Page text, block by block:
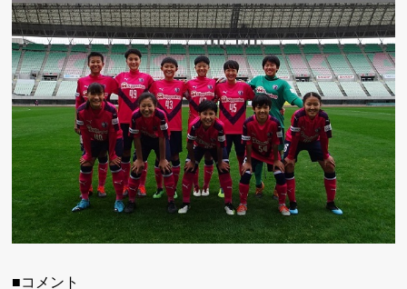
■コメント